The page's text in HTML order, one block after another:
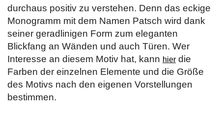
durchaus positiv zu verstehen. Denn das eckige
Monogramm mit dem Namen Patsch wird dank
seiner geradlinigen Form zum eleganten
Blickfang an Wänden und auch Türen. Wer
Interesse an diesem Motiv hat, kann hier die
Farben der einzelnen Elemente und die Größe
des Motivs nach den eigenen Vorstellungen
bestimmen.